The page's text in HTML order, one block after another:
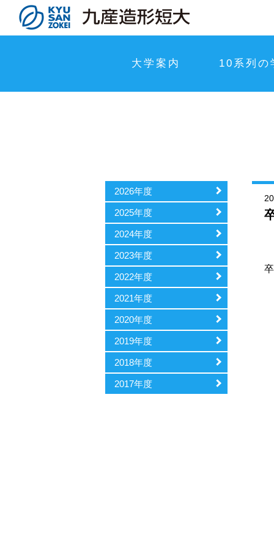
大学案内 10系列の
2026年度
2025年度
2024年度
2023年度
2022年度
2021年度
2020年度
2019年度
2018年度
2017年度